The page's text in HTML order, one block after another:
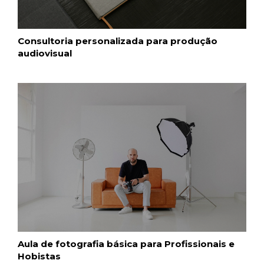
Consultoria personalizada para produção
audiovisual
Aula de fotografia básica para Profissionais e
Hobistas